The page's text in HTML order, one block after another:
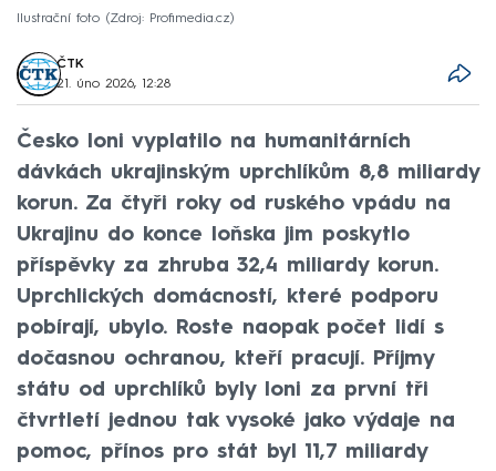
Ilustrační foto Zdroj: Profimedia.cz
ČTK
21. úno 2026, 12:28
Česko loni vyplatilo na humanitárních
dávkách ukrajinským uprchlíkům 8,8 miliardy
korun. Za čtyři roky od ruského vpádu na
Ukrajinu do konce loňska jim poskytlo
příspěvky za zhruba 32,4 miliardy korun.
Uprchlických domácností, které podporu
pobírají, ubylo. Roste naopak počet lidí s
dočasnou ochranou, kteří pracují. Příjmy
státu od uprchlíků byly loni za první tři
čtvrtletí jednou tak vysoké jako výdaje na
pomoc, přínos pro stát byl 11,7 miliardy